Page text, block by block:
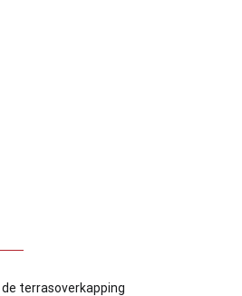
terrasoverkapping